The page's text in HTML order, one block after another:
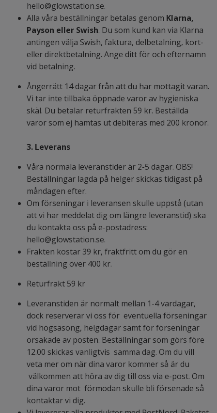
hello@glowstation.se.
Alla våra beställningar betalas genom Klarna,
Payson eller Swish. Du som kund kan via Klarna
antingen välja Swish, faktura, delbetalning, kort-
eller direktbetalning. Ange ditt för och efternamn
vid betalning.
Ångerrätt 14 dagar från att du har mottagit varan.
Vi tar inte tillbaka öppnade varor av hygieniska
skäl. Du betalar returfrakten 59 kr. Beställda
varor som ej hämtas ut debiteras med 200 kronor.
3. Leverans
Våra normala leveranstider är 2-5 dagar. OBS!
Beställningar lagda på helger skickas tidigast på
måndagen efter.
Om förseningar i leveransen skulle uppstå (utan
att vi har meddelat dig om längre leveranstid) ska
du kontakta oss på e-postadress:
hello@glowstation.se.
Frakten kostar 39 kr, fraktfritt om du gör en
beställning över 400 kr.
Returfrakt 59 kr
Leveranstiden är normalt mellan 1-4 vardagar,
dock reserverar vi oss för eventuella förseningar
vid högsäsong, helgdagar samt för förseningar
orsakade av posten. Beställningar som görs före
12.00 skickas vanligtvis samma dag. Om du vill
veta mer om när dina varor kommer så är du
välkommen att höra av dig till oss via e-post. Om
dina varor mot förmodan skulle bli försenade så
kontaktar vi dig.